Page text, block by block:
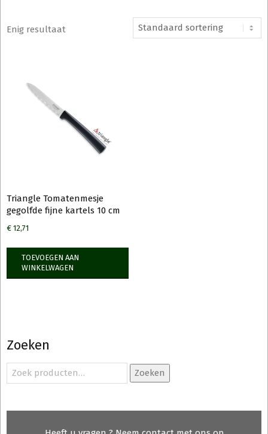
Enig resultaat
Triangle Tomatenmesje
gegolfde fijne kartels 10 cm
€ 12,71
TOEVOEGEN AAN
WINKELWAGEN
Zoeken
Zoeken
naar:
Zoeken